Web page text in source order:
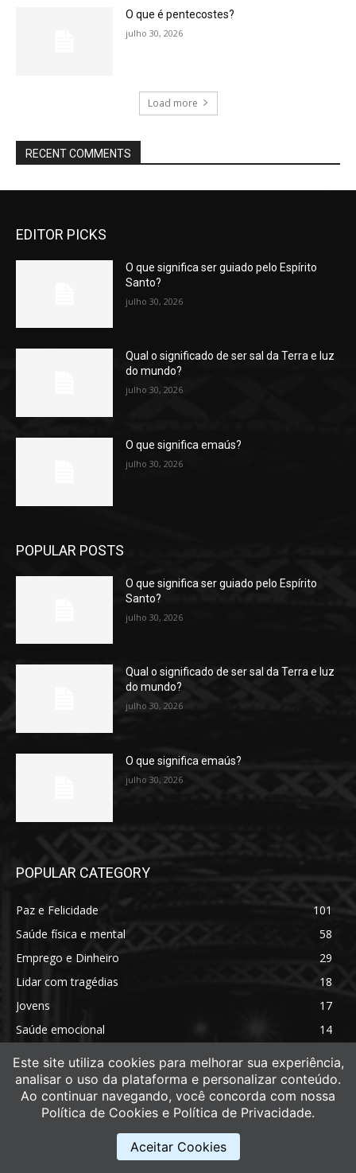
O que é pentecostes?
julho 30, 2026
Load more
RECENT COMMENTS
EDITOR PICKS
O que significa ser guiado pelo Espírito
Santo?
julho 30, 2026
Qual o significado de ser sal da Terra e luz
do mundo?
julho 30, 2026
O que significa emaús?
julho 30, 2026
POPULAR POSTS
O que significa ser guiado pelo Espírito
Santo?
julho 30, 2026
Qual o significado de ser sal da Terra e luz
do mundo?
julho 30, 2026
O que significa emaús?
julho 30, 2026
POPULAR CATEGORY
Paz e Felicidade
101
Saúde física e mental
58
Emprego e Dinheiro
29
Lidar com tragédias
18
Jovens
17
Saúde emocional
14
Este site utiliza cookies para melhorar sua experiência,
analisar o uso da plataforma e personalizar conteúdo.
Ao continuar navegando, você concorda com nossa
Política de Cookies e Política de Privacidade.
Aceitar Cookies